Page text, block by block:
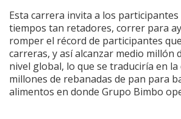
Esta carrera invita a los
tiempos tan retadores, correr para
romper el récord de participantes
carreras, y así alcanzar medio millón
nivel global, lo que se traduciría en la
millones de rebanadas de pan para
alimentos en donde Grupo Bimbo